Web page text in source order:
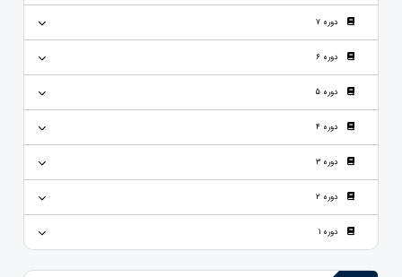
دوره 7
دوره 6
دوره 5
دوره 4
دوره 3
دوره 2
دوره 1